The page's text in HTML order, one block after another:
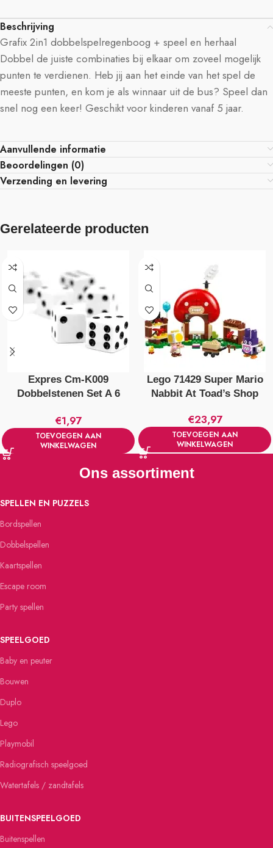
Beschrijving
Grafix 2in1 dobbelspelregenboog + speel en herhaal
Dobbel de juiste combinaties bij elkaar om zoveel mogelijk
punten te verdienen. Heb jij aan het einde van het spel de
meeste punten, en kom je als winnaar uit de bus? Speel dan
snel nog een keer! Geschikt voor kinderen vanaf 5 jaar.
Aanvullende informatie
Beoordelingen (0)
Verzending en levering
Gerelateerde producten
Expres Cm-K009
Dobbelstenen Set A 6
€1,97
TOEVOEGEN AAN
WINKELWAGEN
Lego 71429 Super Mario
Nabbit At Toad’s Shop
€23,97
TOEVOEGEN AAN
WINKELWAGEN
Ons assortiment
SPELLEN EN PUZZELS
Bordspellen
Dobbelspellen
Kaartspellen
Escape room
Party spellen
SPEELGOED
Baby en peuter
Bouwen
Duplo
Lego
Playmobil
Radiografisch speelgoed
Watertafels / zandtafels
BUITENSPEELGOED
Buitenspellen